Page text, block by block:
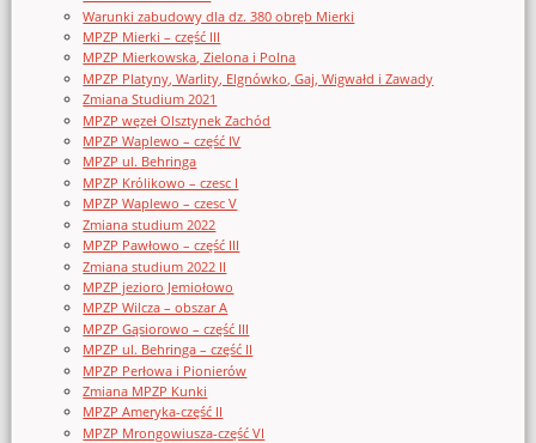
Warunki zabudowy dla dz. 380 obręb Mierki
MPZP Mierki – część III
MPZP Mierkowska, Zielona i Polna
MPZP Platyny, Warlity, Elgnówko, Gaj, Wigwałd i Zawady
Zmiana Studium 2021
MPZP węzeł Olsztynek Zachód
MPZP Waplewo – część IV
MPZP ul. Behringa
MPZP Królikowo – czesc I
MPZP Waplewo – czesc V
Zmiana studium 2022
MPZP Pawłowo – część III
Zmiana studium 2022 II
MPZP jezioro Jemiołowo
MPZP Wilcza – obszar A
MPZP Gąsiorowo – część III
MPZP ul. Behringa – część II
MPZP Perłowa i Pionierów
Zmiana MPZP Kunki
MPZP Ameryka-część II
MPZP Mrongowiusza-część VI